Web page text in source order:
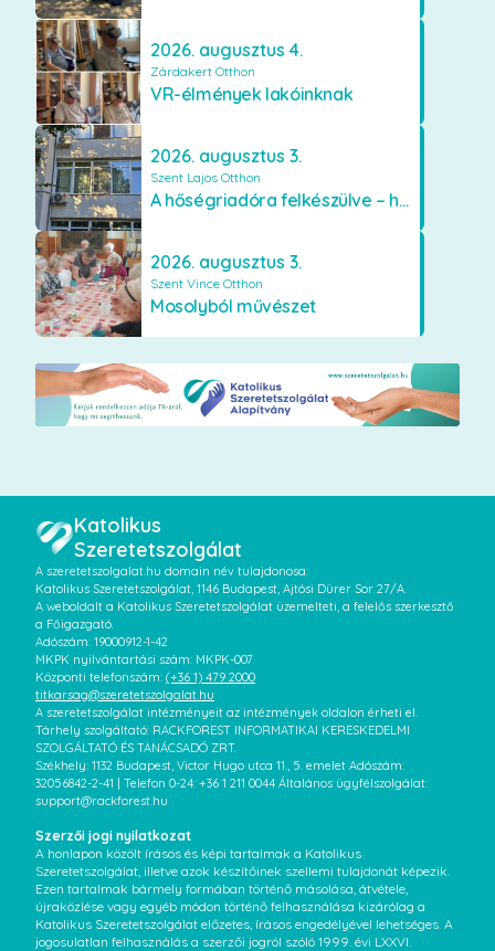
2026. augusztus 4.
Zárdakert Otthon
VR-élmények lakóinknak
2026. augusztus 3.
Szent Lajos Otthon
A hőségriadóra felkészülve – hűsítő fejlesztések a Szent Lajos Otthonban
2026. augusztus 3.
Szent Vince Otthon
Mosolyból művészet
Katolikus
Szeretetszolgálat
A szeretetszolgalat.hu domain név tulajdonosa:
Katolikus Szeretetszolgálat, 1146 Budapest, Ajtósi Dürer Sor 27/A.
A weboldalt a Katolikus Szeretetszolgálat üzemelteti, a felelős szerkesztő
a Főigazgató.
Adószám: 19000912-1-42
MKPK nyilvántartási szám: MKPK-007
Központi telefonszám: (+36 1) 479 2000
titkarsag@szeretetszolgalat.hu
A szeretetszolgálat intézményeit az intézmények oldalon érheti el.
Tárhely szolgáltató: RACKFOREST INFORMATIKAI KERESKEDELMI
SZOLGÁLTATÓ ÉS TANÁCSADÓ ZRT.
Székhely: 1132 Budapest, Victor Hugo utca 11., 5. emelet Adószám:
32056842-2-41 | Telefon 0-24: +36 1 211 0044 Általános ügyfélszolgálat:
support@rackforest.hu
Szerzői jogi nyilatkozat
A honlapon közölt írásos és képi tartalmak a Katolikus
Szeretetszolgálat, illetve azok készítőinek szellemi tulajdonát képezik.
Ezen tartalmak bármely formában történő másolása, átvétele,
újraközlése vagy egyéb módon történő felhasználása kizárólag a
Katolikus Szeretetszolgálat előzetes, írásos engedélyével lehetséges. A
jogosulatlan felhasználás a szerzői jogról szóló 1999. évi LXXVI.